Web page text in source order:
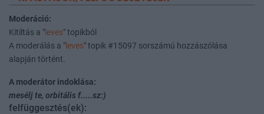
Moderáció:
Kitiltás a " leves" topikból
A moderálás a " leves" topik #15097 sorszámú hozzászólása
alapján történt.
A moderátor indoklása:
mesélj te, orbitális f.....sz:)
felfüggesztés(ek):